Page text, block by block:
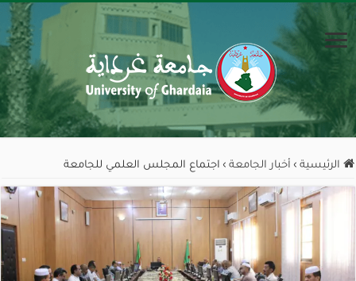
الرئيسية › أخبار الجامعة › اجتماع المجلس العلمي للجامعة